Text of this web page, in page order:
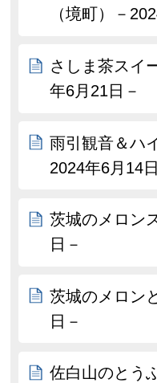
（境町）－
さしま茶スイ
年6月21日－
雨引観音＆ハ
2024年6月14
茨城のメロン
日－
茨城のメロン
日－
佐白山のとう